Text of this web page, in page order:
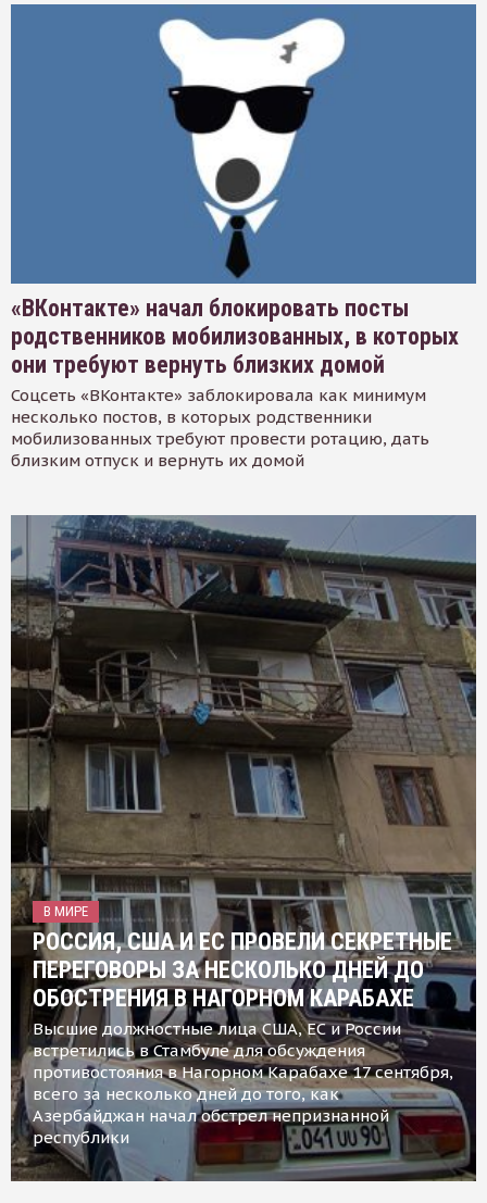
«ВКонтакте» начал блокировать посты
родственников мобилизованных, в которых
они требуют вернуть близких домой
Соцсеть «ВКонтакте» заблокировала как минимум
несколько постов, в которых родственники
мобилизованных требуют провести ротацию, дать
близким отпуск и вернуть их домой
В МИРЕ
РОССИЯ, США И ЕС ПРОВЕЛИ СЕКРЕТНЫЕ
ПЕРЕГОВОРЫ ЗА НЕСКОЛЬКО ДНЕЙ ДО
ОБОСТРЕНИЯ В НАГОРНОМ КАРАБАХЕ
Высшие должностные лица США, ЕС и России
встретились в Стамбуле для обсуждения
противостояния в Нагорном Карабахе 17 сентября,
всего за несколько дней до того, как
Азербайджан начал обстрел непризнанной
республики